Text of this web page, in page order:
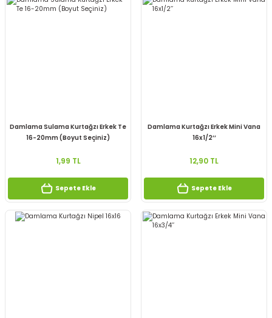
Damlama Sulama Kurtağzı Erkek Te
16-20mm (Boyut Seçiniz)
1,99 TL
Sepete Ekle
Damlama Kurtağzı Erkek Mini Vana
16x1/2’’
12,90 TL
Sepete Ekle